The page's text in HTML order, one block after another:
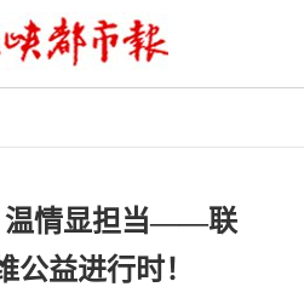
温情显担当——联
公益进行时！